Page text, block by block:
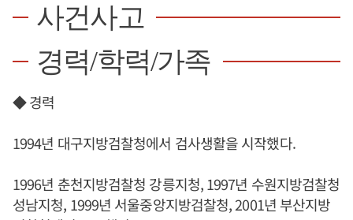
사건사고
경력/학력/가족
◆ 경력
1994년 대구지방검찰청에서 검사생활을 시작했다.
1996년 춘천지방검찰청 강릉지청, 1997년 수원지방검찰청
성남지청, 1999년 서울중앙지방검찰청, 2001년 부산지방